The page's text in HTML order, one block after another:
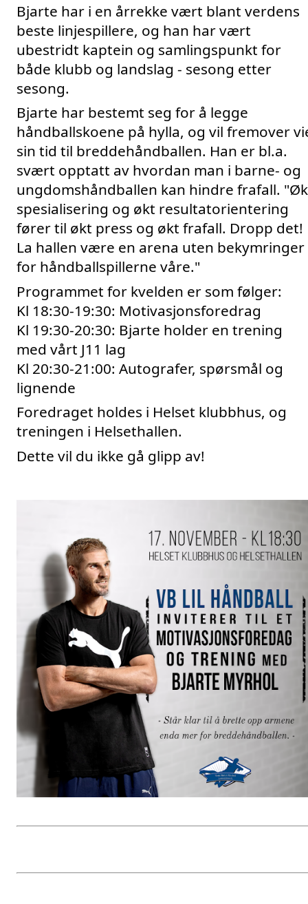
Bjarte har i en årrekke vært blant verdens
beste linjespillere, og han har vært
ubestridt kaptein og samlingspunkt for
både klubb og landslag - sesong etter
sesong.
Bjarte har bestemt seg for å legge
håndballskoene på hylla, og vil fremover
sin tid til breddehåndballen. Han er bl.a.
svært opptatt av hvordan man i barne- og
ungdomshåndballen kan hindre frafall.
spesialisering og økt resultatorientering
fører til økt press og økt frafall. Dropp det!
La hallen være en arena uten bekymringer
for håndballspillerne våre."
Programmet for kvelden er som følger:
Kl 18:30-19:30: Motivasjonsforedrag
Kl 19:30-20:30: Bjarte holder en trening
med vårt J11 lag
Kl 20:30-21:00: Autografer, spørsmål og
lignende
Foredraget holdes i Helset klubbhus, og
treningen i Helsethallen.
Dette vil du ikke gå glipp av!